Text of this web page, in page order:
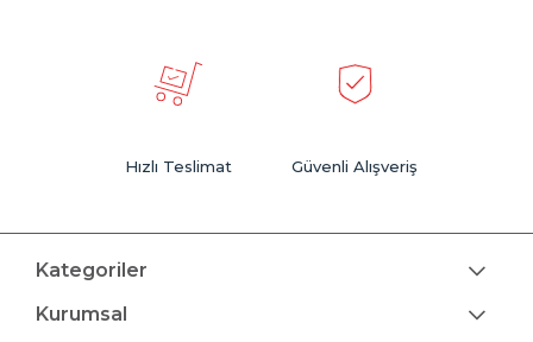
Hızlı Teslimat Güvenli Alışveriş
Kategoriler
Kurumsal